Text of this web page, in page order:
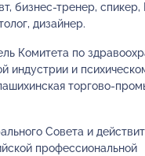
бизнес-тренер, спикер,
дизайнер.
Комитета по
индустрии и
торгово-
Совета и
профессиональной